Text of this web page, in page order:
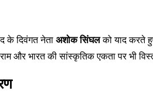
के दिवंगत नेता अशोक सिंघलको याद करते
और भारत की सांस्कृतिक एकता पर भी